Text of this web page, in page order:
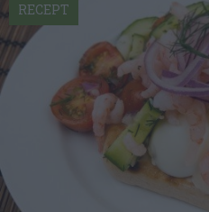
RECEPT